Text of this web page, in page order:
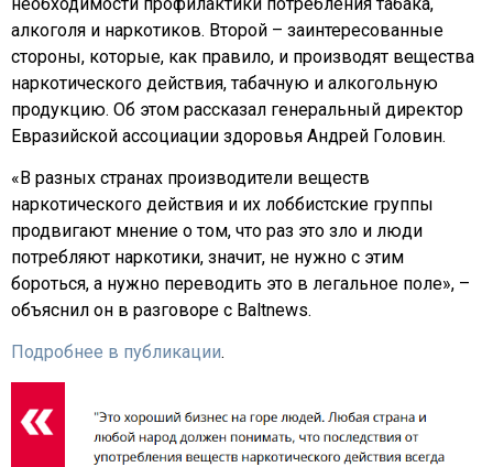
алкоголя и наркотиков. Второй – заинтересованные
стороны, которые, как правило, и производят вещества
наркотического действия, табачную и алкогольную
продукцию. Об этом рассказал генеральный директор
Евразийской ассоциации здоровья Андрей Головин.
«В разных странах производители веществ
наркотического действия и их лоббистские группы
продвигают мнение о том, что раз это зло и люди
потребляют наркотики, значит, не нужно с этим
бороться, а нужно переводить это в легальное поле», –
объяснил он в разговоре с Baltnews.
Подробнее в публикации.